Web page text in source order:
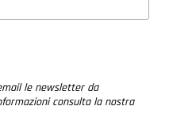
le newsletter da
consulta la nostra